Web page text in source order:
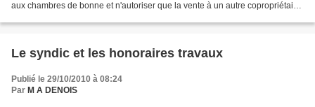
aux chambres de bonne et n'autoriser que la vente à un autre copropriétaire
Le syndic et les honoraires travaux
Publié le 29/10/2010 à 08:24
Par M A DENOIS